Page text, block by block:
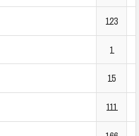
123
1
15
111